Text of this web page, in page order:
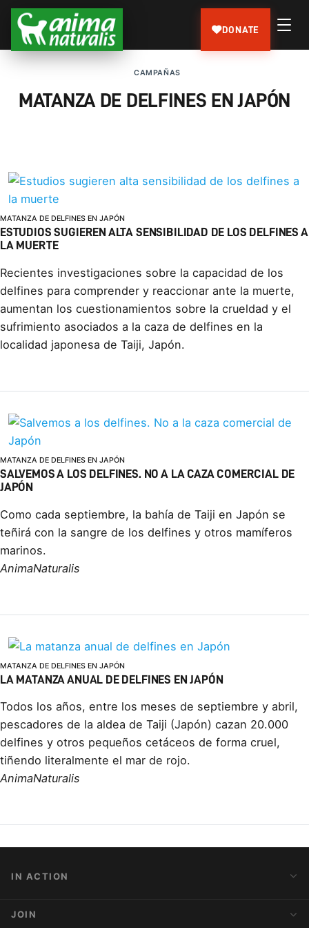
DONATE
CAMPAÑAS
MATANZA DE DELFINES EN JAPÓN
MATANZA DE DELFINES EN JAPÓN
ESTUDIOS SUGIEREN ALTA SENSIBILIDAD DE LOS DELFINES A
LA MUERTE
Recientes investigaciones sobre la capacidad de los
delfines para comprender y reaccionar ante la muerte,
aumentan los cuestionamientos sobre la crueldad y el
sufrimiento asociados a la caza de delfines en la
localidad japonesa de Taiji, Japón.
MATANZA DE DELFINES EN JAPÓN
SALVEMOS A LOS DELFINES. NO A LA CAZA COMERCIAL DE
JAPÓN
Como cada septiembre, la bahía de Taiji en Japón se
teñirá con la sangre de los delfines y otros mamíferos
marinos.
AnimaNaturalis
MATANZA DE DELFINES EN JAPÓN
LA MATANZA ANUAL DE DELFINES EN JAPÓN
Todos los años, entre los meses de septiembre y abril,
pescadores de la aldea de Taiji (Japón) cazan 20.000
delfines y otros pequeños cetáceos de forma cruel,
tiñendo literalmente el mar de rojo.
AnimaNaturalis
IN ACTION
Action Alerts
JOIN